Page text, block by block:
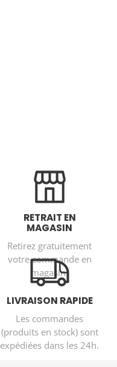
RETRAIT EN
MAGASIN
Retirez gratuitement
votre commande en
magasin.
LIVRAISON RAPIDE
Les commandes
(produits en stock) sont
expédiées dans les 24h.